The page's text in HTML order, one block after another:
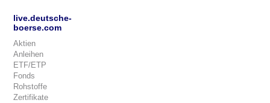
live.deutsche-
boerse.com
Aktien
Anleihen
ETF/ETP
Fonds
Rohstoffe
Zertifikate